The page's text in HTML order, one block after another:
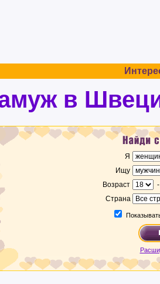
в
Я
Ищу
Возраст
Страна